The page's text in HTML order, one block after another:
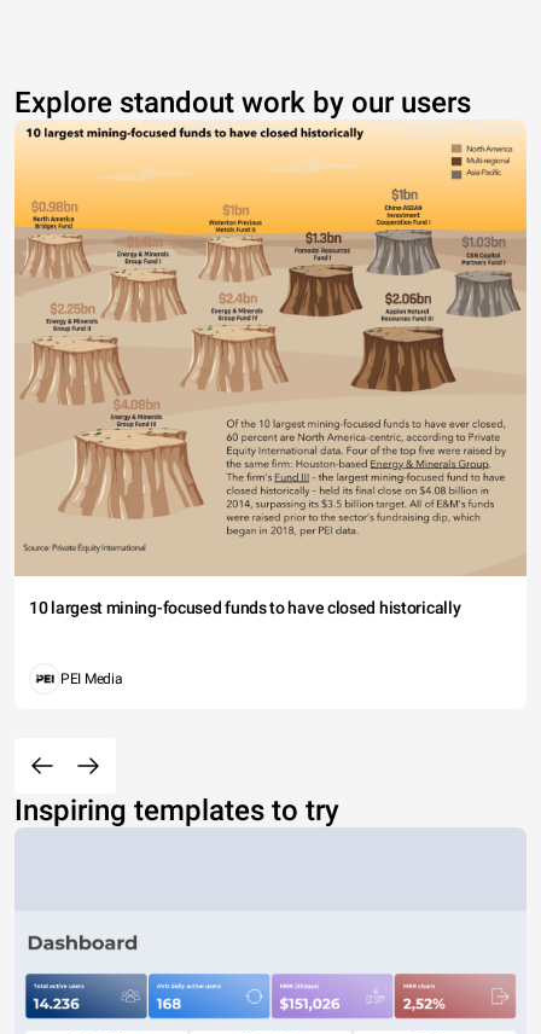
Explore standout work by our users
10 largest mining-focused funds to have closed historically
PEI Media
Inspiring templates to try